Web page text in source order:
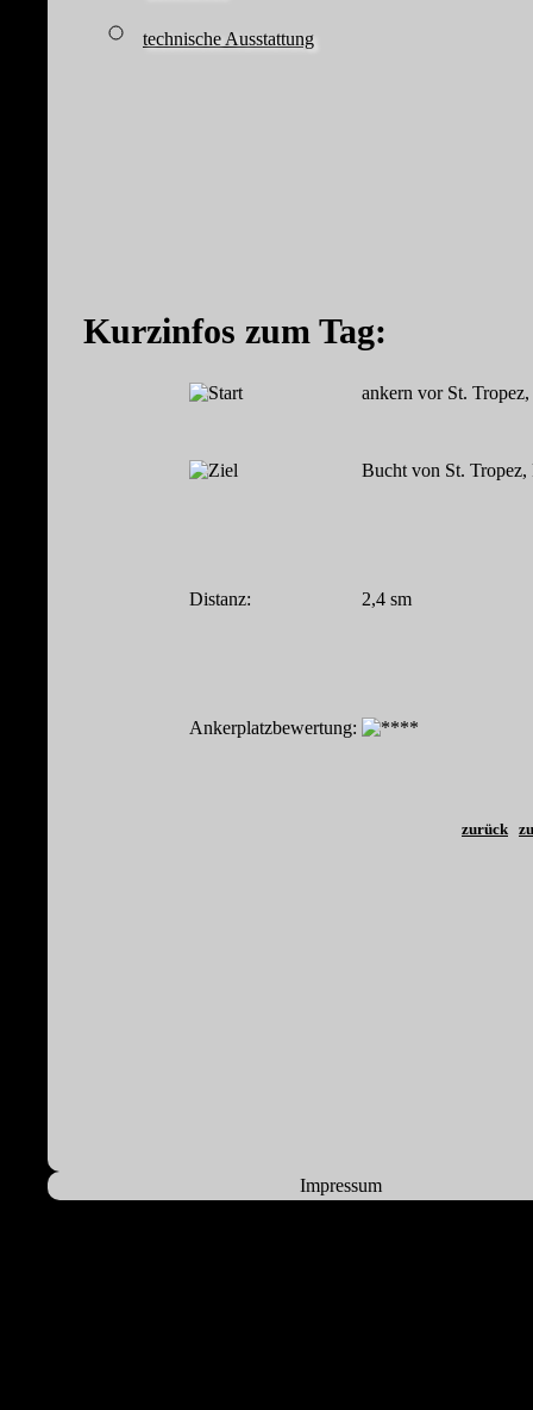
technische Ausstattung
Kurzinfos zum Tag:
ankern vor St.
Bucht von St. Tropez,
Distanz: 2,4 sm
Ankerplatzbewertung:
zurück
Impressum